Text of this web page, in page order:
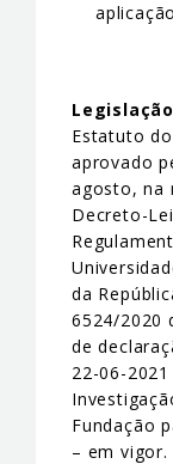
Estatuto
aprovado
agosto, na
Decreto-
da
6524/2020
de
22-06-
Fundação
– em vigor.